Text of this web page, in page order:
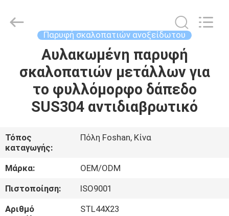
ΠΡΟΪΌΝΤΑ
ΕΜΕΊΣ
ΓΎΡΟΣ
ΕΡΓΟΣΤΑΣΊΩΝ
Metal
Products.,ltd.
Παρυφή σκαλοπατιών ανοξείδωτου
Αυλακωμένη παρυφή
σκαλοπατιών μετάλλων για
το φυλλόμορφο δάπεδο
SUS304 αντιδιαβρωτικό
Τόπος
καταγωγής:
Πόλη Foshan, Κίνα
Μάρκα:
OEM/ODM
Πιστοποίηση:
ISO9001
Αριθμό
STL44X23